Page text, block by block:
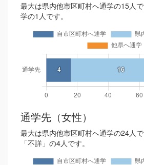
最大は県内他市区町村へ通学の15人
学の1人です。
通学先（女性）
最大は県内他市区町村へ通学の24人
「不詳」の4人です。